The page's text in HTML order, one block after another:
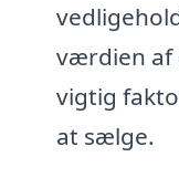
værdien af
vigtig
at sælge.